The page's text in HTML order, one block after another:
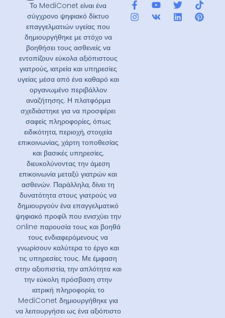
Το MediConet είναι ένα
σύγχρονο ψηφιακό δίκτυο
επαγγελματιών υγείας που
δημιουργήθηκε με στόχο να
βοηθήσει τους ασθενείς να
εντοπίζουν εύκολα αξιόπιστους
γιατρούς, ιατρεία και υπηρεσίες
υγείας μέσα από ένα καθαρό και
οργανωμένο περιβάλλον
αναζήτησης. Η πλατφόρμα
σχεδιάστηκε για να προσφέρει
σαφείς πληροφορίες, όπως
ειδικότητα, περιοχή, στοιχεία
επικοινωνίας, χάρτη τοποθεσίας
και βασικές υπηρεσίες,
διευκολύνοντας την άμεση
επικοινωνία μεταξύ γιατρών και
ασθενών. Παράλληλα, δίνει τη
δυνατότητα στους γιατρούς να
δημιουργούν ένα επαγγελματικό
ψηφιακό προφίλ που ενισχύει την
online παρουσία τους και βοηθά
τους ενδιαφερόμενους να
γνωρίσουν καλύτερα το έργο και
τις υπηρεσίες τους. Με έμφαση
στην αξιοπιστία, την απλότητα και
την εύκολη πρόσβαση στην
ιατρική πληροφορία, το
MediConet δημιουργήθηκε για
να λειτουργήσει ως ένα αξιόπιστο